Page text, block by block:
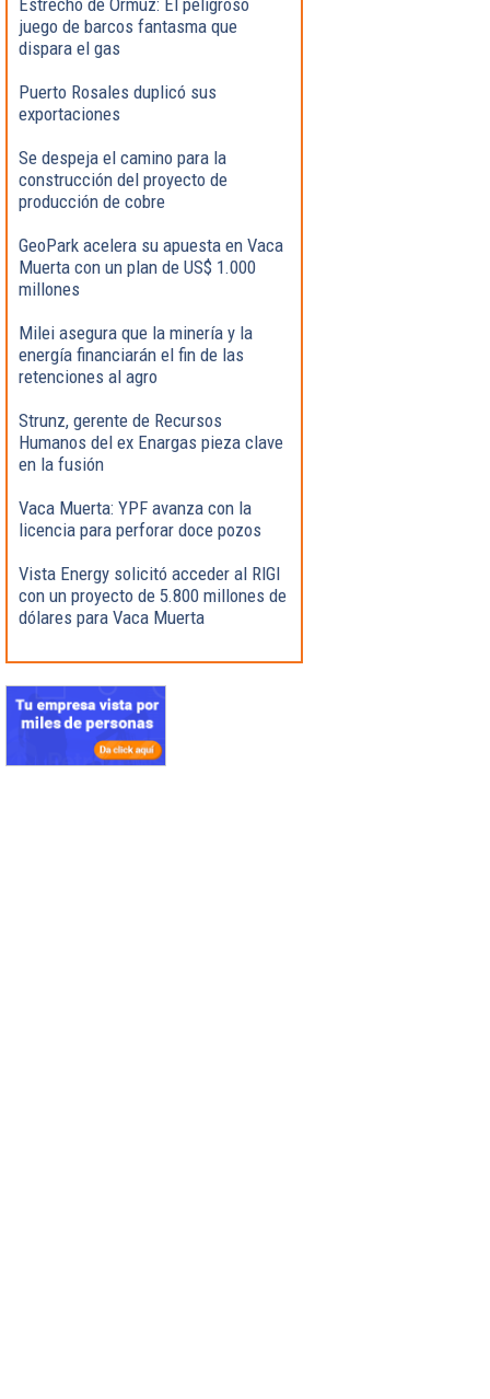
juego de barcos fantasma que
dispara el gas
Puerto Rosales duplicó sus
exportaciones
Se despeja el camino para la
construcción del proyecto de
producción de cobre
GeoPark acelera su apuesta en Vaca
Muerta con un plan de US$ 1.000
millones
Milei asegura que la minería y la
energía financiarán el fin de las
retenciones al agro
Strunz, gerente de Recursos
Humanos del ex Enargas pieza clave
en la fusión
Vaca Muerta: YPF avanza con la
licencia para perforar doce pozos
Vista Energy solicitó acceder al RIGI
con un proyecto de 5.800 millones de
dólares para Vaca Muerta